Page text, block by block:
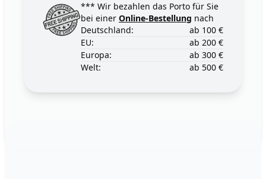
*** Wir bezahlen das Porto für Sie
bei einer Online-Bestellung nach
Deutschland:
ab 100 €
EU:
ab 200 €
Europa:
ab 300 €
Welt:
ab 500 €